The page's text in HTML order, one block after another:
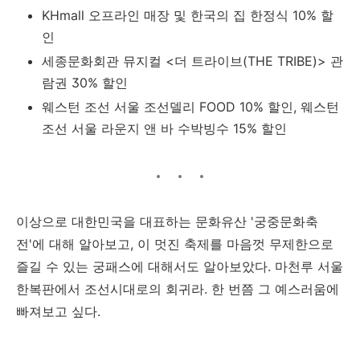
KHmall 오프라인 매장 및 한국의 집 한정식 10% 할
인
세종문화회관 뮤지컬 <더 트라이브(THE TRIBE)> 관
람권 30% 할인
웨스턴 조선 서울 조선델리 FOOD 10% 할인, 웨스턴
조선 서울 라운지 앤 바 수박빙수 15% 할인
이상으로 대한민국을 대표하는 문화유산 '궁중문화축
전'에 대해 알아보고, 이 멋진 축제를 마음껏 무제한으로
즐길 수 있는 궁패스에 대해서도 알아보았다. 마천루 서울
한복판에서 조선시대로의 회귀라. 한 번쯤 그 예스러움에
빠져보고 싶다.